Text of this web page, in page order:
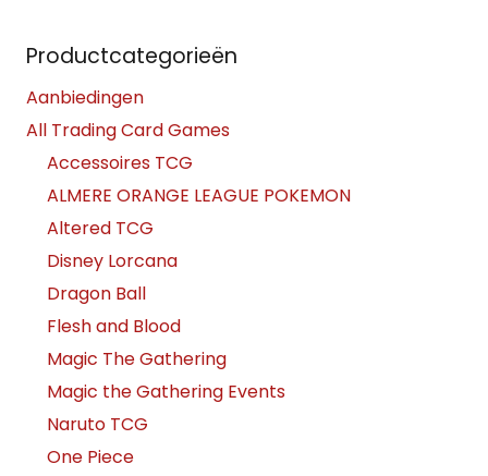
Productcategorieën
Aanbiedingen
All Trading Card Games
Accessoires TCG
ALMERE ORANGE LEAGUE POKEMON
Altered TCG
Disney Lorcana
Dragon Ball
Flesh and Blood
Magic The Gathering
Magic the Gathering Events
Naruto TCG
One Piece